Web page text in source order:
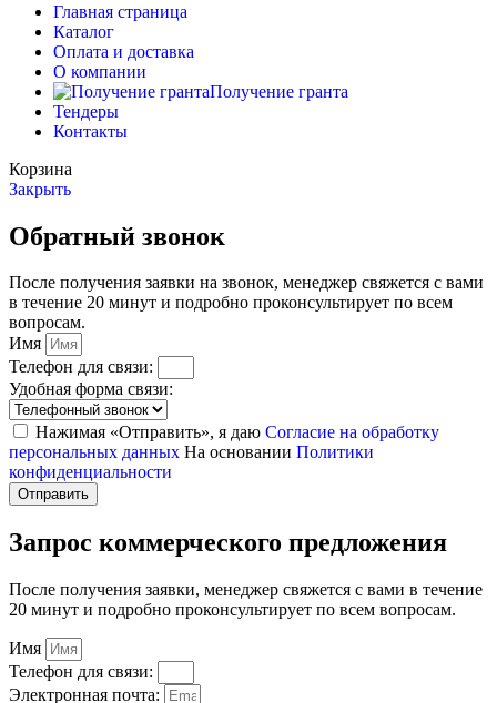
Главная страница
Каталог
Оплата и доставка
О компании
Получение гранта
Тендеры
Контакты
Корзина
Закрыть
Обратный звонок
После получения заявки на звонок, менеджер свяжется с вами
в течение 20 минут и подробно проконсультирует по всем
вопросам.
Имя
Телефон для связи:
Удобная форма связи:
Нажимая «Отправить», я даю Согласие на обработку
персональных данных На основании Политики
конфиденциальности
Отправить
Запрос коммерческого предложения
После получения заявки, менеджер свяжется с вами в течение
20 минут и подробно проконсультирует по всем вопросам.
Имя
Телефон для связи:
Электронная почта: